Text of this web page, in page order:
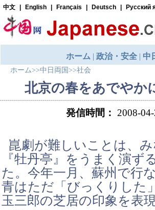
ホーム>>中日両国 >>社会
北京の春をあでやか
発信時間： 2008-
崑劇が難しいことは、
『牡丹亭』をうまく演ず
た。今年一月、蘇州で行
青はただ「びっくりした
玉三郎の芝居の印象を表現